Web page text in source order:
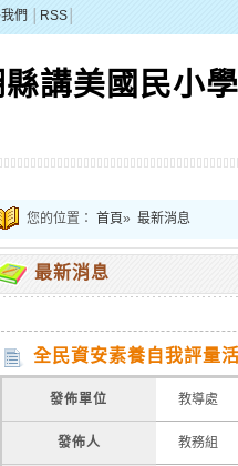
們 RSS
講美國民小學
您的位置： 首頁» 最新消息
最新消息
全民資安素養自我評量
發佈單位 教導處
發佈人 教務組